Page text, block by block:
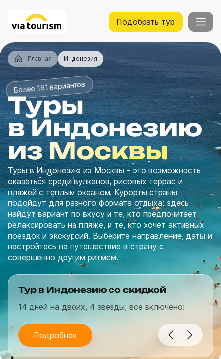
Подобрать тур
Главная Индонезия
Более 161 вариантов
Туры
в Индонезию
из Москвы
Туры в Индонезию из Москвы - это возможность
оказаться среди вулканов, рисовых террас и
пляжей с теплым океаном. Курорты страны
подойдут для разного формата отдыха: здесь
найдут вариант по вкусу и те, кто предпочитает
релаксировать на пляже, и те, кто хочет активных
поездок и экскурсий. Выберите направление, даты и
настройтесь на путешествие в страну с
совершенно другим ритмом.
Тур в Индонезию со скидкой
14 дней на двоих, 4 звезды, все включено!
Подробнее